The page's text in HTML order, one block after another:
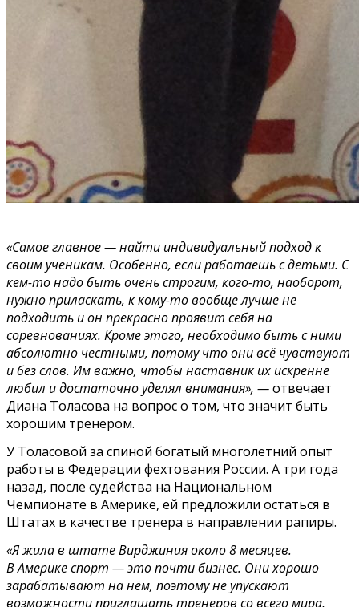
«Самое главное — найти индивидуальный подход к
своим ученикам. Особенно, если работаешь с детьми. С
кем-то надо быть очень строгим, кого-то, наоборот,
нужно приласкать, к кому-то вообще лучше не
подходить и он прекрасно проявит себя на
соревнованиях. Кроме этого, необходимо быть с ними
абсолютно честными, потому что они всё чувствуют
и без слов. Им важно, чтобы наставник их искренне
любил и достаточно уделял внимания», —отвечает
Диана Толасова на вопрос о том, что значит быть
хорошим тренером.
У Толасовой за спиной богатый многолетний опыт
работы в Федерации фехтования России. А три года
назад, после судейства на Национальном
Чемпионате в Америке, ей предложили остаться в
Штатах в качестве тренера в направлении рапиры.
«Я жила в штате Вирджиния около 8 месяцев.
В Америке спорт — это почти бизнес. Они хорошо
зарабатывают на нём, поэтому не упускают
возможности приглашать тренеров со всего мира,